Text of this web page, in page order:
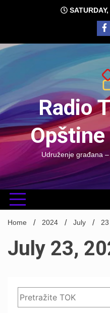
Radio
Opštine
Udruženje građana
Home 2024 July 23
July 23,